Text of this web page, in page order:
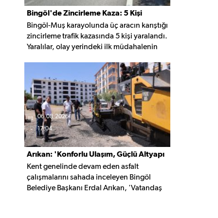
Bingöl'de Zincirleme Kaza: 5 Kişi
Yaralandı
Bingöl-Muş karayolunda üç aracın karıştığı
zincirleme trafik kazasında 5 kişi yaralandı.
Yaralılar, olay yerindeki ilk müdahalenin
06.08.2026
17:04
Arıkan: 'Konforlu Ulaşım, Güçlü Altyapı
İçin Çalışıyoruz'
Kent genelinde devam eden asfalt
çalışmalarını sahada inceleyen Bingöl
Belediye Başkanı Erdal Arıkan, 'Vatandaş